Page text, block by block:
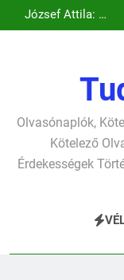
Ugrás
a
verselemzés
tavon
Mihály: A fársáng
József Attila: A
gyerekszemű élet-
Olvasónaplók,
Kötelező
Érdekességek